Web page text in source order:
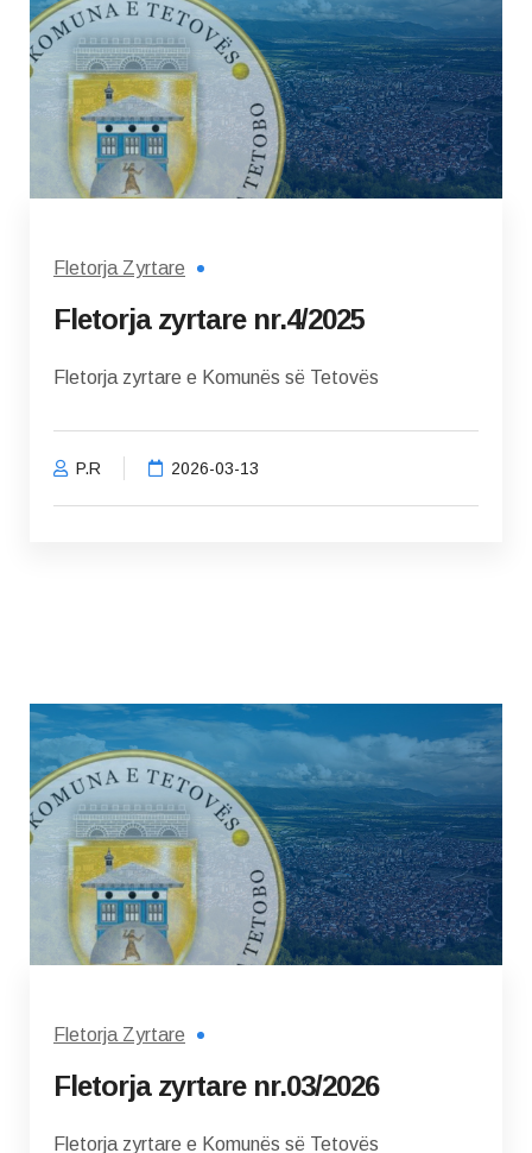
Fletorja Zyrtare
Fletorja zyrtare nr.4/2025
Fletorja zyrtare e Komunës së Tetovës
P.R 2026-03-13
Fletorja Zyrtare
Fletorja zyrtare nr.03/2026
Fletorja zyrtare e Komunës së Tetovës